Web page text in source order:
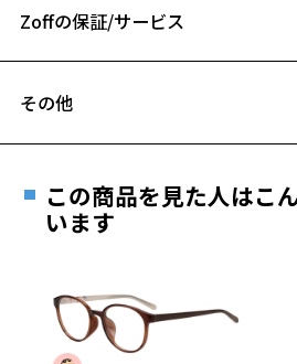
お気に入り
B ブリッジ(鼻部分)の横幅：16mm
フレームとレンズの合計料
Zoffの保証/サービス
安心1 フレーム１年間品質
きます。
※保証期間内に交換が行われた場合、保
延長されません。
その他
ご希望のお客さまは、「レンズ交換
最寄りのZoff実店舗にてレンズをお
※サングラスやパッケージ品では「
談ください。
この商品を見た人はこ
います